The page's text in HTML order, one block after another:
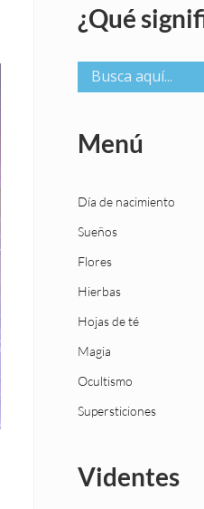
¿Qué
Menú
Día de nacimiento
Sueños
Flores
Hierbas
Hojas de té
Magia
Ocultismo
Supersticiones
Videntes